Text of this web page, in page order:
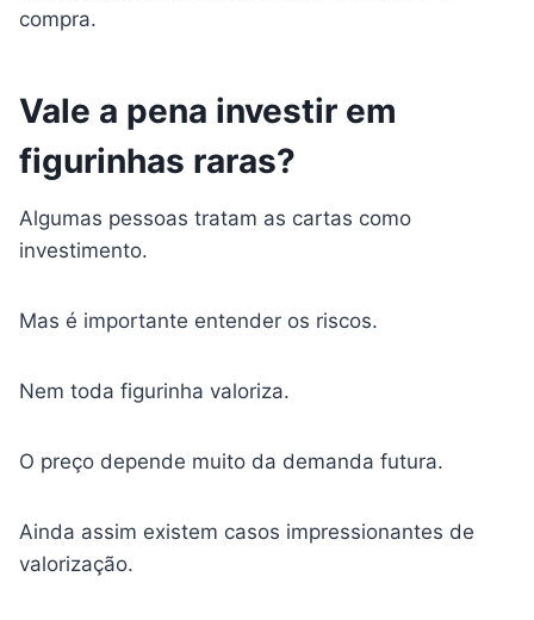
compra.
Vale a pena investir em
figurinhas raras?
Algumas pessoas tratam as cartas como
investimento.
Mas é importante entender os riscos.
Nem toda figurinha valoriza.
O preço depende muito da demanda futura.
Ainda assim existem casos impressionantes de
valorização.